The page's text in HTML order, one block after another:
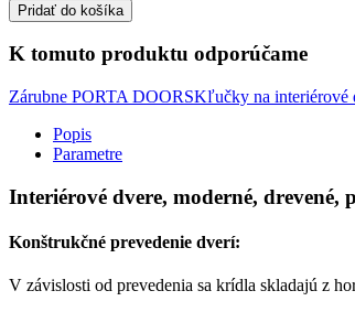
Pridať do košíka
K tomuto produktu odporúčame
Zárubne PORTA DOORSKľučky na interiérové
Popis
Parametre
Interiérové dvere, moderné, drevené,
Konštrukčné prevedenie dverí:
V závislosti od prevedenia sa krídla skladajú z